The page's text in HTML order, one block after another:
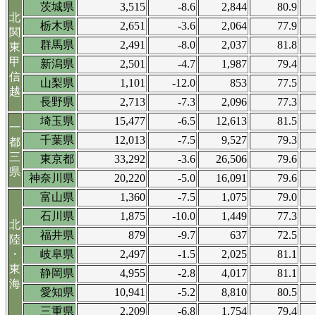
北
関
東
甲
信
越
茨城県 3,515 -8.6 2,844
80.9
栃木県
2,651 -3.6 2,064
77.9
群馬県
2,491 -8.0 2,037
81.8
新潟県
2,501 -4.7 1,987
79.4
山梨県
1,101 -12.0 853
77.5
長野県
2,713 -7.3 2,096 77.3
一
都
三
県
埼玉県 15,477 -6.5 12,613
81.5
千葉県
12,013 -7.5 9,527
79.3
東京都
33,292 -3.6 26,506
79.6
神奈川県
20,220 -5.0 16,091 79.6
北
陸
・
東
海
富山県 1,360 -7.5 1,075
79.0
石川県
1,875 -10.0 1,449
77.3
福井県
879 -9.7 637
72.5
岐阜県
2,497 -1.5 2,025
81.1
静岡県
4,955 -2.8 4,017
81.1
愛知県
10,941 -5.2 8,810
80.5
三重県
2,209 -6.8 1,754 79.4